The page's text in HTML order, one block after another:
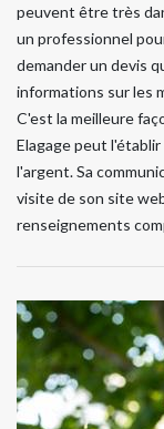
peuvent être très
un professionnel
demander un devis
informations sur les
C'est la meilleure
Elagage peut
l'argent. Sa
visite de son site
renseignements